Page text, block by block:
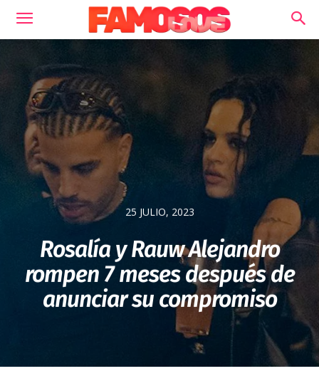
25 JULIO, 2023
Rosalía y Rauw Alejandro
rompen 7 meses después de
anunciar su compromiso